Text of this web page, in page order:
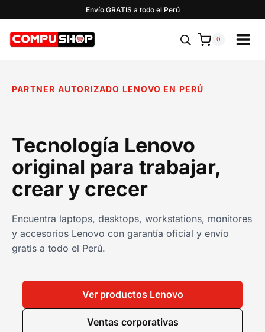
al
contenido
Envío GRATIS a todo el Perú
0
PARTNER AUTORIZADO LENOVO EN PERÚ
Tecnología Lenovo
original para trabajar,
crear y crecer
Encuentra laptops, desktops, workstations, monitores
y accesorios Lenovo con garantía oficial y envío
gratis a todo el Perú.
Ver productos Lenovo
Ventas corporativas